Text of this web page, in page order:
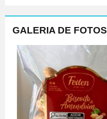
GALERIA DE FOTOS